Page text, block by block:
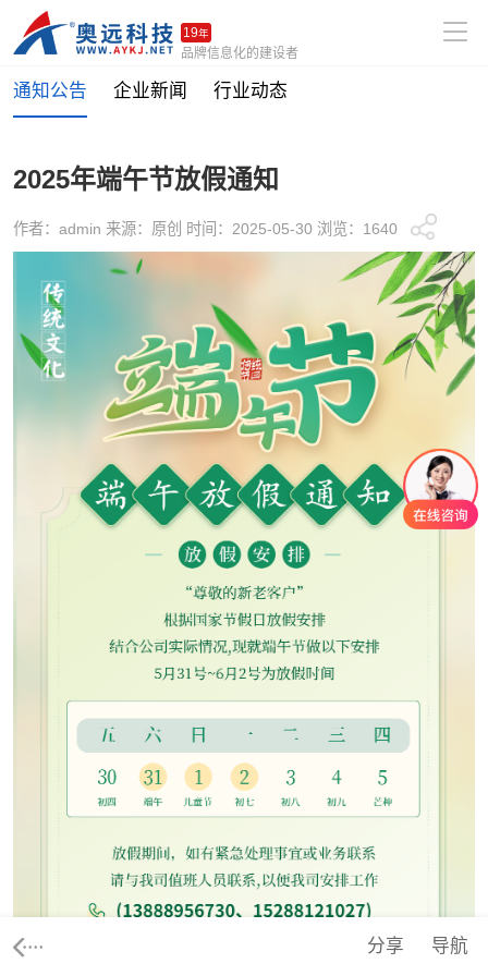
19年
品牌信息化的建设者
通知公告 企业新闻 行业动态
2025年端午节放假通知
作者：admin 来源：原创 时间：2025-05-30 浏览：1640
导航
分享